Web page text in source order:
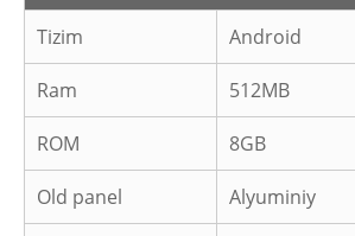
Tizim Android
Ram 512MB
ROM 8GB
Old panel Alyuminiy